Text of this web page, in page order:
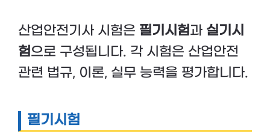
산업안전기사 시험은 필기시험과 실기시
험으로 구성됩니다. 각 시험은 산업안전
관련 법규, 이론, 실무 능력을 평가합니다.
필기시험